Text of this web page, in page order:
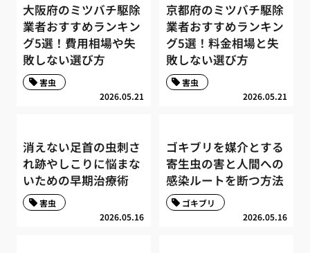
大阪府のミツバチ駆除
業者おすすめランキン
グ5選！費用相場や失
敗しない選び方
2026.05.21
害虫
京都府のミツバチ駆除
業者おすすめランキン
グ5選！料金相場と失
敗しない選び方
2026.05.21
害虫
消えない足首の虫刺さ
れ跡やしこりに悩まな
いための早期治療術
2026.05.16
害虫
ゴキブリを媒介とする
寄生虫の害と人間への
感染ルートを断つ方法
2026.05.16
ゴキブリ